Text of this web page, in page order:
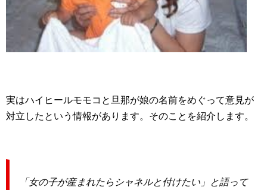
実はハイヒールモモコと旦那が娘の名前をめぐって意見が
対立したという情報があります。そのことを紹介します。
「女の子が産まれたらシャネルと付けたい」と語って